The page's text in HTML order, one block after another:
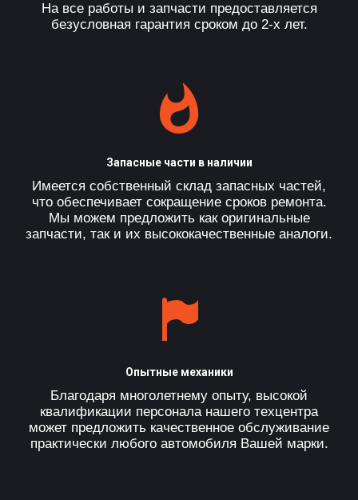
На все работы и запчасти предоставляется
безусловная гарантия сроком до 2-х лет.
Запасные части в наличии
Имеется собственный склад запасных частей,
что обеспечивает сокращение сроков ремонта.
Мы можем предложить как оригинальные
запчасти, так и их высококачественные аналоги.
Опытные механики
Благодаря многолетнему опыту, высокой
квалификации персонала нашего техцентра
может предложить качественное обслуживание
практически любого автомобиля Вашей марки.